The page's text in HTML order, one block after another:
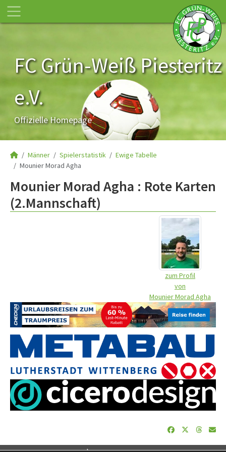
FC Grün-Weiß Piesteritz
e.V.
Offizielle Homepage
Männer Spielerstatistik
Ewige Tabelle
Mounier Morad Agha
Mounier Morad Agha : Rote Karten
(2.Mannschaft)
zum Profil
von
Mounier Morad Agha